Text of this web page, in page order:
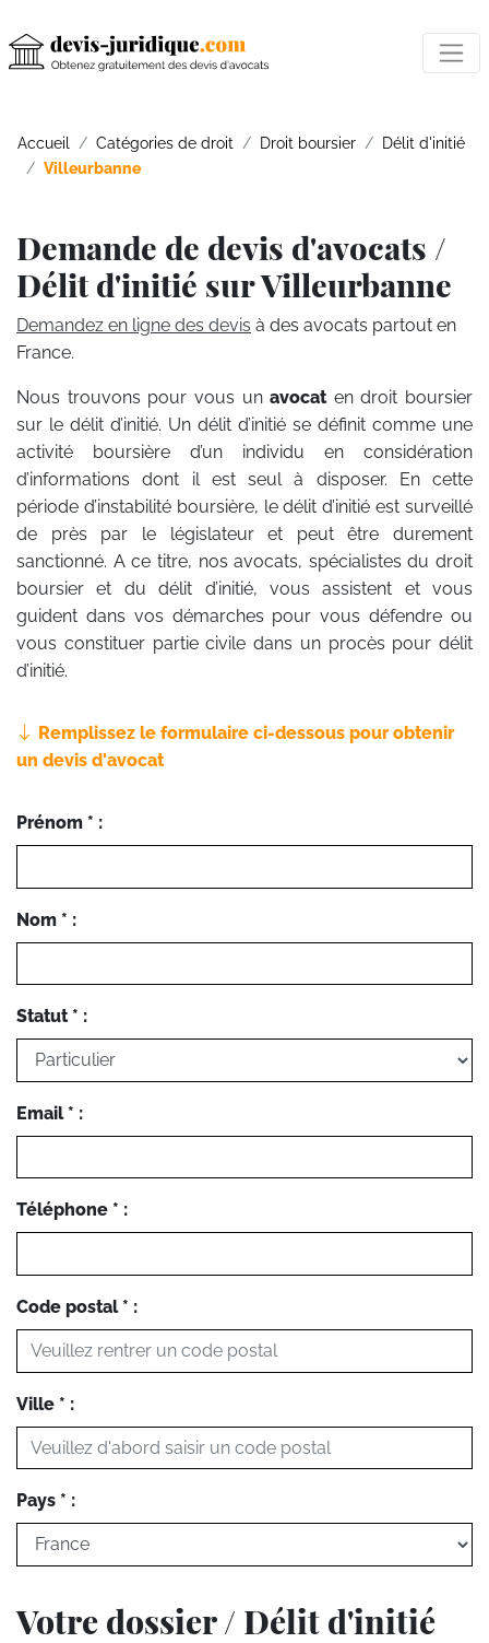
Accueil Catégories de droit Droit boursier
Délit d'initié
Villeurbanne
Demande de devis d'avocats /
Délit d'initié sur Villeurbanne
Demandez en ligne des devis à des avocats partout en
France.
Nous trouvons pour vous unavocat en droit boursier
sur le délit d’initié. Un délit d’initié se définit comme une
activité boursière d’un individu en considération
d’informations dont il est seul à disposer. En cette
période d’instabilité boursière, le délit d’initié est surveillé
de près par le législateur et peut être durement
sanctionné. A ce titre, nos avocats, spécialistes du droit
boursier et du délit d’initié, vous assistent et vous
guident dans vos démarches pour vous défendre ou
vous constituer partie civile dans un procès pour délit
d’initié.
Remplissez le formulaire ci-dessous pour obtenir
un devis d'avocat
Prénom * :
Nom * :
Statut * :
Email * :
Téléphone * :
Code postal * :
Ville * :
Pays * :
Votre dossier / Délit d'initié